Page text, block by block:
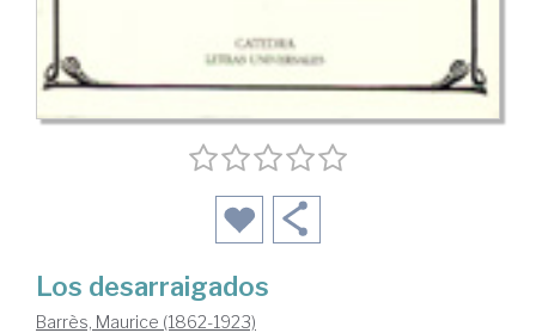
Los desarraigados
Barrès, Maurice (1862-1923)